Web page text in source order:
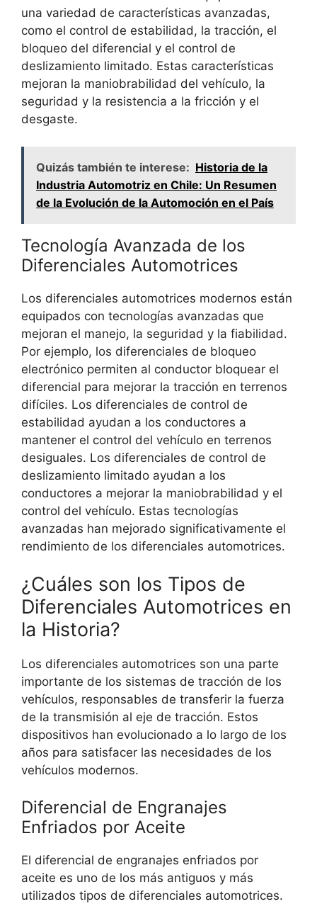
una variedad de características avanzadas,
como el control de estabilidad, la tracción, el
bloqueo del diferencial y el control de
deslizamiento limitado. Estas características
mejoran la maniobrabilidad del vehículo, la
seguridad y la resistencia a la fricción y el
desgaste.
Quizás también te interese: Historia de la
Industria Automotriz en Chile: Un Resumen
de la Evolución de la Automoción en el País
Tecnología Avanzada de los
Diferenciales Automotrices
Los diferenciales automotrices modernos están
equipados con tecnologías avanzadas que
mejoran el manejo, la seguridad y la fiabilidad.
Por ejemplo, los diferenciales de bloqueo
electrónico permiten al conductor bloquear el
diferencial para mejorar la tracción en terrenos
difíciles. Los diferenciales de control de
estabilidad ayudan a los conductores a
mantener el control del vehículo en terrenos
desiguales. Los diferenciales de control de
deslizamiento limitado ayudan a los
conductores a mejorar la maniobrabilidad y el
control del vehículo. Estas tecnologías
avanzadas han mejorado significativamente el
rendimiento de los diferenciales automotrices.
¿Cuáles son los Tipos de
Diferenciales Automotrices en
la Historia?
Los diferenciales automotrices son una parte
importante de los sistemas de tracción de los
vehículos, responsables de transferir la fuerza
de la transmisión al eje de tracción. Estos
dispositivos han evolucionado a lo largo de los
años para satisfacer las necesidades de los
vehículos modernos.
Diferencial de Engranajes
Enfriados por Aceite
El diferencial de engranajes enfriados por
aceite es uno de los más antiguos y más
utilizados tipos de diferenciales automotrices.